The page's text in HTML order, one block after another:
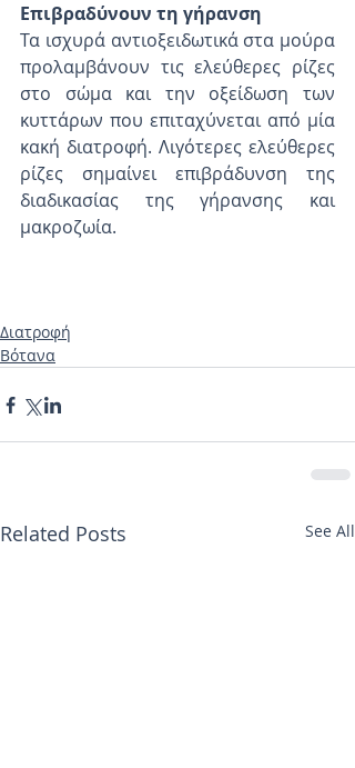
Επιβραδύνουν τη γήρανση
Τα ισχυρά αντιοξειδωτικά στα μούρα
προλαμβάνουν τις ελεύθερες ρίζες
στο σώμα και την οξείδωση των
κυττάρων που επιταχύνεται από μία
κακή διατροφή. Λιγότερες ελεύθερες
ρίζες σημαίνει επιβράδυνση της
διαδικασίας της γήρανσης και
μακροζωία.
Διατροφή
Βότανα
Related Posts See All